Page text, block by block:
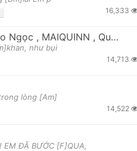
F F#
16,333
Ngọc , MAIQUINN , Quỳnh Anh Shyn
như bụi
14,713
lòng [Am]
14,522
EM ĐÃ BƯỚC [F]QUA,